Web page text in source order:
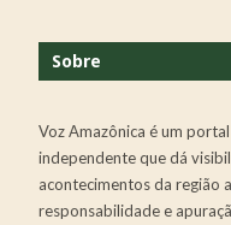
Sobre
Voz Amazônica é um
independente que dá
acontecimentos da região
responsabilidade e